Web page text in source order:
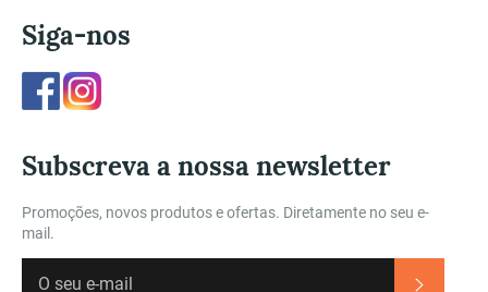
Siga-nos
FacebookInstagram
Subscreva a nossa newsletter
Promoções, novos produtos e ofertas. Diretamente no seu e-
mail.